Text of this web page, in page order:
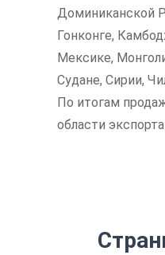
Доминиканской
Гонконге,
Мексике,
Судане, Сирии,
По итогам
области